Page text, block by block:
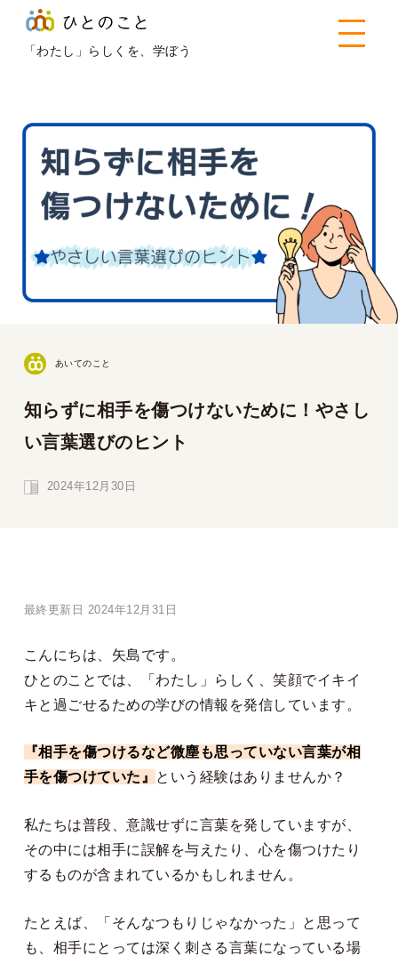
「わたし」らしくを、学ぼう
ひとのこと>あいてのこと
知らずに相手を傷つけないた
めに！やさしい言葉選びのヒント
あいてのこと
知らずに相手を傷つけないために！やさし
い言葉選びのヒント
2024年12月30日
最終更新日 2024年12月31日
こんにちは、矢島です。
ひとのことでは、「わたし」らしく、笑顔でイキイ
キと過ごせるための学びの情報を発信しています。
『相手を傷つけるなど微塵も思っていない言葉が相
手を傷つけていた』 という経験はありませんか？
私たちは普段、意識せずに言葉を発していますが、
その中には相手に誤解を与えたり、心を傷つけたり
するものが含まれているかもしれません。
たとえば、「そんなつもりじゃなかった」と思って
も、相手にとっては深く刺さる言葉になっている場